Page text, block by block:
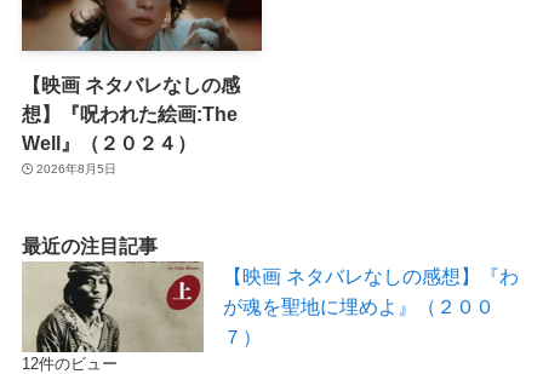
【映画 ネタバレなしの感
想】『呪われた絵画:The
Well』（２０２４）
2026年8月5日
最近の注目記事
【映画 ネタバレなしの感想】『わ
が魂を聖地に埋めよ』（２００
７）
12件のビュー